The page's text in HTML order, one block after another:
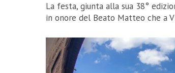
La festa, giunta alla sua 38°
in onore del Beato Matteo che a